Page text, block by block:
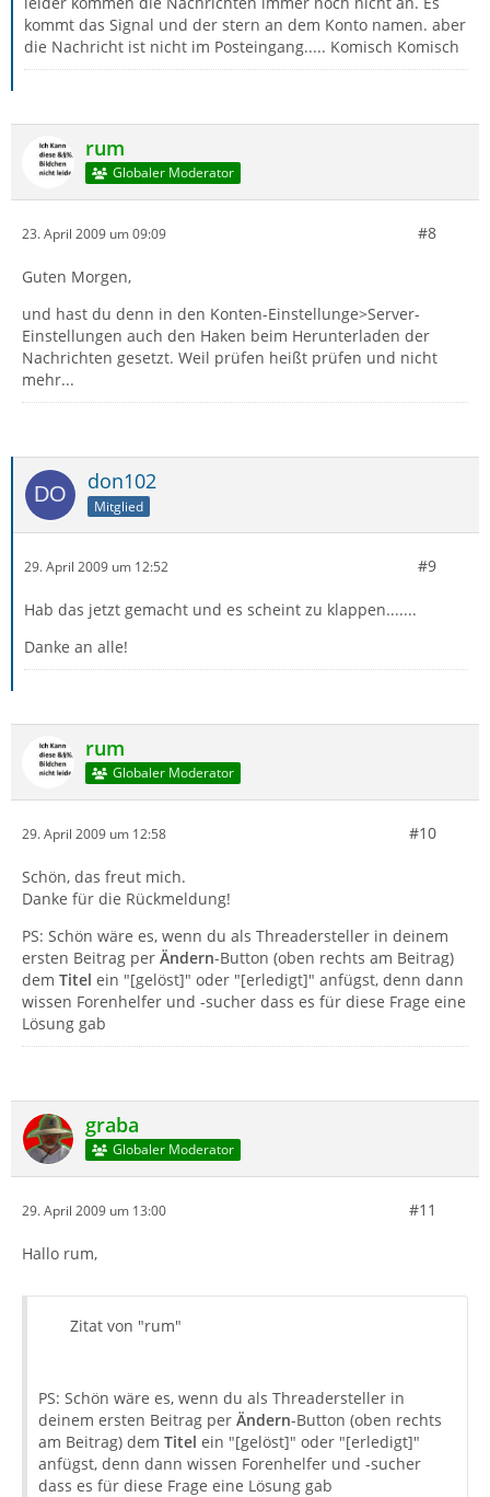
kommt das Signal und der stern an dem Konto namen. aber
die Nachricht ist nicht im Posteingang..... Komisch Komisch
rum
Globaler Moderator
23. April 2009 um 09:09 #8
Guten Morgen,
und hast du denn in den Konten-Einstellunge>Server-
Einstellungen auch den Haken beim Herunterladen der
Nachrichten gesetzt. Weil prüfen heißt prüfen und nicht
mehr...
don102
Mitglied
29. April 2009 um 12:52 #9
Hab das jetzt gemacht und es scheint zu klappen.......
Danke an alle!
rum
Globaler Moderator
29. April 2009 um 12:58 #10
Schön, das freut mich.
Danke für die Rückmeldung!
PS: Schön wäre es, wenn du als Threadersteller in deinem
ersten Beitrag per Ändern-Button (oben rechts am Beitrag)
dem Titel ein "[gelöst]" oder "[erledigt]" anfügst, denn dann
wissen Forenhelfer und -sucher dass es für diese Frage eine
Lösung gab
graba
Globaler Moderator
29. April 2009 um 13:00 #11
Hallo rum,
Zitat von "rum"
PS: Schön wäre es, wenn du als Threadersteller in
deinem ersten Beitrag per Ändern-Button (oben rechts
am Beitrag) dem Titel ein "[gelöst]" oder "[erledigt]"
anfügst, denn dann wissen Forenhelfer und -sucher
dass es für diese Frage eine Lösung gab